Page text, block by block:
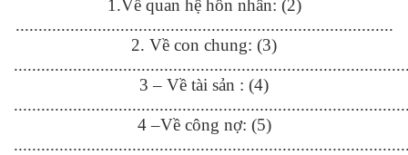
1.Về quan hệ hôn nhân: (2)
...................................................................................
2. Về con chung: (3)
3 – Về tài sản : (4)
4 –Về công nợ: (5)